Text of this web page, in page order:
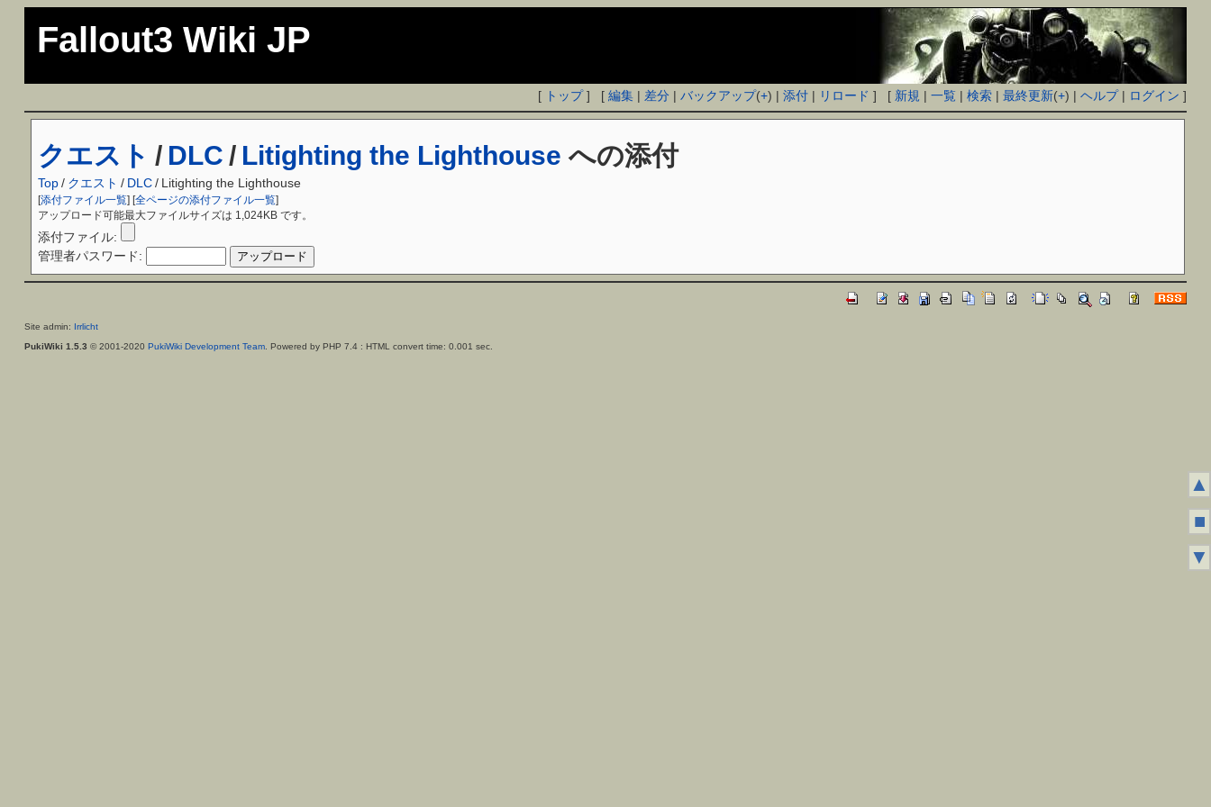
Fallout3 Wiki JP
[ トップ] [編集 | 差分 |バックアップ(+) |添付 | リロード ] [ 新規 |一覧 |検索 |最終更新(+) |ヘルプ| ログイン ]
クエスト / DLC / Litighting the Lighthouse への添付
Top/ クエスト / DLC / Litighting the Lighthouse
[添付ファイル一覧] [全ページの添付ファイル一覧]
アップロード可能最大ファイルサイズは 1,024KB です。
添付ファイル:
管理者パスワード:
Site admin: Irrlicht
PukiWiki 1.5.3 © 2001-2020 PukiWiki Development Team. Powered by PHP 7.4 : HTML convert time: 0.001 sec.
▲
■
▼